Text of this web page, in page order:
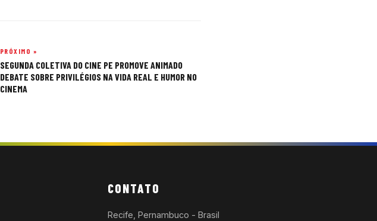
PRÓXIMO »
SEGUNDA COLETIVA DO CINE PE PROMOVE ANIMADO
DEBATE SOBRE PRIVILÉGIOS NA VIDA REAL E HUMOR NO
CINEMA
CONTATO
Recife, Pernambuco - Brasil